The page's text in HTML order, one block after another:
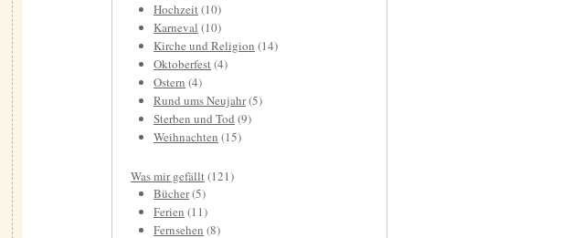
Hochzeit(10)
Karneval (10)
Kirche und Religion (14)
Oktoberfest(4)
Ostern (4)
Rund ums Neujahr(5)
Sterben und Tod (9)
Weihnachten (15)
Was mir gefällt(121)
Bücher(5)
Ferien (11)
Fernsehen (8)